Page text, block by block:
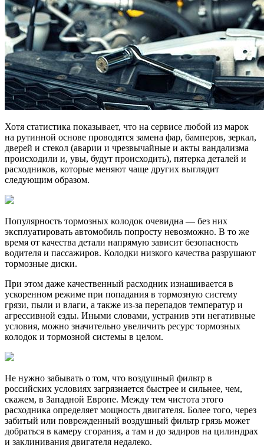
Хотя статистика показывает, что на сервисе любой из марок
на рутинной основе проводятся замена фар, бамперов, зеркал,
дверей и стекол (аварии и чрезвычайные и акты вандализма
происходили и, увы, будут происходить), пятерка деталей и
расходников, которые меняют чаще других выглядит
следующим образом.
Популярность тормозных колодок очевидна — без них
эксплуатировать автомобиль попросту невозможно. В то же
время от качества детали напрямую зависит безопасность
водителя и пассажиров. Колодки низкого качества разрушают
тормозные диски.
При этом даже качественный расходник изнашивается в
ускоренном режиме при попадания в тормозную систему
грязи, пыли и влаги, а также из-за перепадов температур и
агрессивной езды. Иными словами, устранив эти негативные
условия, можно значительно увеличить ресурс тормозных
колодок и тормозной системы в целом.
Не нужно забывать о том, что воздушный фильтр в
российских условиях загрязняется быстрее и сильнее, чем,
скажем, в Западной Европе. Между тем чистота этого
расходника определяет мощность двигателя. Более того, через
забитый или поврежденный воздушный фильтр грязь может
добраться в камеру сгорания, а там и до задиров на цилиндрах
и заклинивания двигателя недалеко.